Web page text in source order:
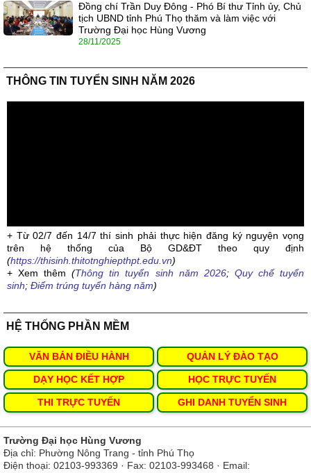
Đồng chí Trần Duy Đông - Phó Bí thư Tỉnh ủy, Chủ
tịch UBND tỉnh Phú Thọ thăm và làm việc với
Trường Đại học Hùng Vương
28/11/2025
THÔNG TIN TUYỂN SINH NĂM 2026
+ Từ 02/7 đến 14/7 thí sinh phải thực hiện đăng ký nguyện vọng
trên hệ thống của Bộ GD&ĐT theo quy định
(https://thisinh.thitotnghiepthpt.edu.vn)
+ Xem thêm(Thông tin tuyển sinh năm 2026; Quy chế tuyển
sinh; Điểm trúng tuyển hàng năm)
HỆ THỐNG PHẦN MỀM
VĂN BẢN ĐIỀU HÀNH QUẢN LÝ ĐÀO TẠO
DẠY HỌC KẾT HỢP HỌC TRỰC TUYẾN
THI TRỰC TUYẾN GHI DANH TUYỂN SINH
Trường Đại học Hùng Vương
Địa chỉ: Phường Nông Trang - tỉnh Phú Thọ
Điện thoại: 02103-993369 · Fax: 02103-993468 · Email: